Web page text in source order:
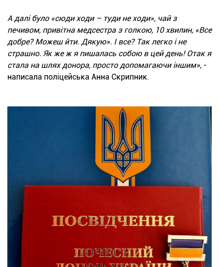
А далі було «сюди ходи – туди не ходи», чай з
печивом, привітна медсестра з голкою, 10 хвилин, «Все
добре? Можеш йти. Дякую». І все? Так легко і не
страшно. Як же ж я пишалась собою в цей день! Отак я
стала на шлях донора, просто допомагаючи іншим», -
написала поліцейська Анна Скрипник.